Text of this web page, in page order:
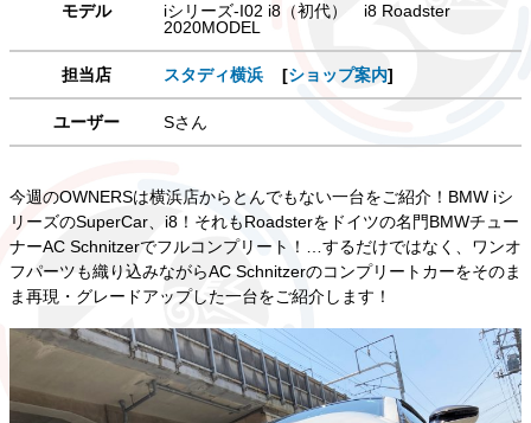
モデル
iシリーズ-I02 i8（初代） i8 Roadster
2020MODEL
担当店 スタディ横浜 [ショップ案内]
ユーザー Sさん
今週のOWNERSは横浜店からとんでもない一台をご紹介！BMW iシ
リーズのSuperCar、i8！それもRoadsterをドイツの名門BMWチュー
ナーAC Schnitzerでフルコンプリート！…するだけではなく、ワンオ
フパーツも織り込みながらAC Schnitzerのコンプリートカーをそのま
ま再現・グレードアップした一台をご紹介します！